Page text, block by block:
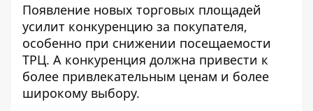
Появление новых торговых площадей
усилит конкуренцию за покупателя,
особенно при снижении посещаемости
ТРЦ. А конкуренция должна привести к
более привлекательным ценам и более
широкому выбору.